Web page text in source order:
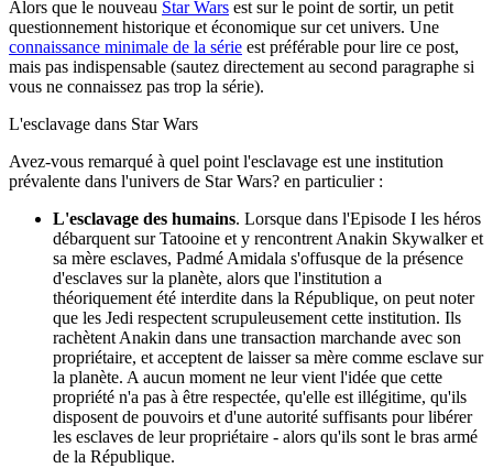
Alors que le nouveau Star Wars est sur le point de sortir, un petit
questionnement historique et économique sur cet univers. Une
connaissance minimale de la série est préférable pour lire ce post,
mais pas indispensable (sautez directement au second paragraphe si
vous ne connaissez pas trop la série).
L'esclavage dans Star Wars
Avez-vous remarqué à quel point l'esclavage est une institution
prévalente dans l'univers de Star Wars? en particulier :
L'esclavage des humains. Lorsque dans l'Episode I les héros
débarquent sur Tatooine et y rencontrent Anakin Skywalker et
sa mère esclaves, Padmé Amidala s'offusque de la présence
d'esclaves sur la planète, alors que l'institution a
théoriquement été interdite dans la République, on peut noter
que les Jedi respectent scrupuleusement cette institution. Ils
rachètent Anakin dans une transaction marchande avec son
propriétaire, et acceptent de laisser sa mère comme esclave sur
la planète. A aucun moment ne leur vient l'idée que cette
propriété n'a pas à être respectée, qu'elle est illégitime, qu'ils
disposent de pouvoirs et d'une autorité suffisants pour libérer
les esclaves de leur propriétaire - alors qu'ils sont le bras armé
de la République.